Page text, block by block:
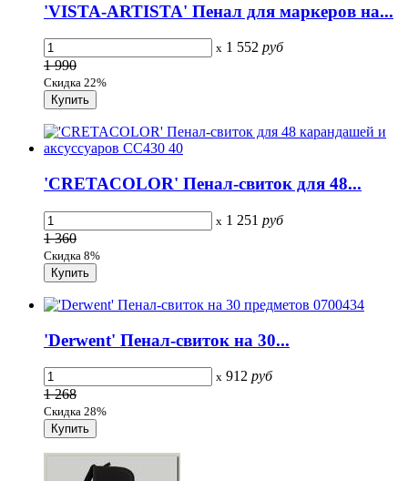
'VISTA-ARTISTA' Пенал для маркеров на...
x 1 552 руб
1 990
Скидка 22%
'CRETACOLOR' Пенал-свиток для 48...
x 1 251 руб
1 360
Скидка 8%
'Derwent' Пенал-свиток на 30...
x 912 руб
1 268
Скидка 28%